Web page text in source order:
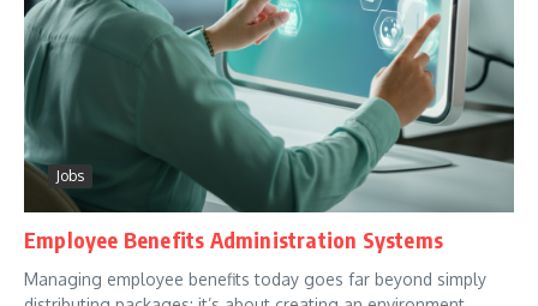
Jobs
Employee Benefits Administration Systems
Managing employee benefits today goes far beyond simply